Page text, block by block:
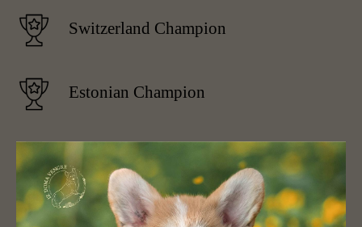
Switzerland Champion
Estonian Champion
Latvian Champion
Junior Russian National Breed Club